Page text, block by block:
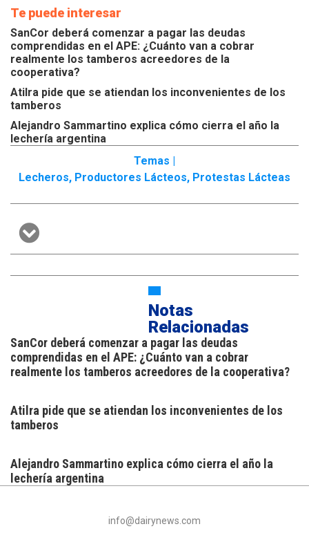
Te puede interesar
SanCor deberá comenzar a pagar las deudas
comprendidas en el APE: ¿Cuánto van a cobrar
realmente los tamberos acreedores de la
cooperativa?
Atilra pide que se atiendan los inconvenientes de los
tamberos
Alejandro Sammartino explica cómo cierra el año la
lechería argentina
Temas |
Lecheros, Productores Lácteos, Protestas Lácteas
Notas
Relacionadas
SanCor deberá comenzar a pagar las deudas
comprendidas en el APE: ¿Cuánto van a cobrar
realmente los tamberos acreedores de la cooperativa?
Atilra pide que se atiendan los inconvenientes de los
tamberos
Alejandro Sammartino explica cómo cierra el año la
lechería argentina
info@dairynews.com